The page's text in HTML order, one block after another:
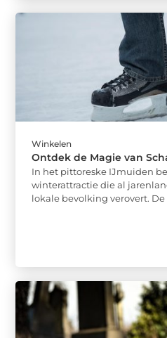
Winkelen
Ontdek de Magie van
In het pittoreske IJmuiden
winterattractie die al
lokale bevolking verovert. De